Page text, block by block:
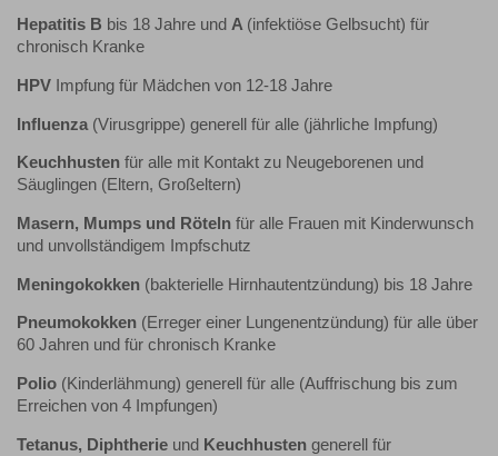
Hepatitis B bis 18 Jahre und A (infektiöse Gelbsucht) für
chronisch Kranke
HPV Impfung für Mädchen von 12-18 Jahre
Influenza (Virusgrippe) generell für alle (jährliche Impfung)
Keuchhusten für alle mit Kontakt zu Neugeborenen und
Säuglingen (Eltern, Großeltern)
Masern, Mumps und Röteln für alle Frauen mit Kinderwunsch
und unvollständigem Impfschutz
Meningokokken (bakterielle Hirnhautentzündung) bis 18 Jahre
Pneumokokken (Erreger einer Lungenentzündung) für alle über
60 Jahren und für chronisch Kranke
Polio (Kinderlähmung) generell für alle (Auffrischung bis zum
Erreichen von 4 Impfungen)
Tetanus, Diphtherie und Keuchhusten generell für